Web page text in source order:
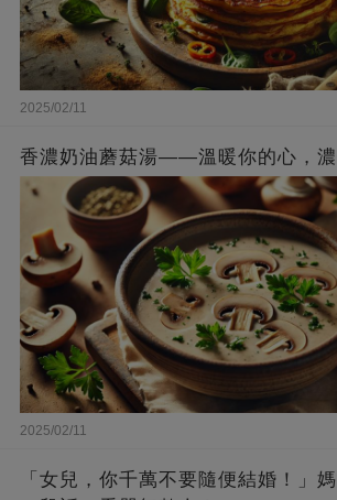
2025/02/11
香濃奶油蘑菇湯——溫暖你的心，濃
2025/02/11
「女兒，你千萬不要隨便結婚！」